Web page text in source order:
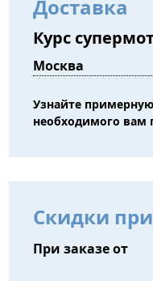
Доставка
Курс
Узнайте
необходимого вам
Скидки
При заказе от